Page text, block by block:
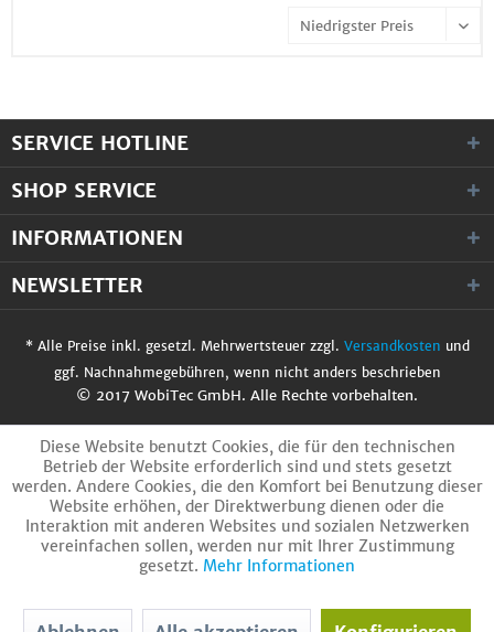
SERVICE HOTLINE
SHOP SERVICE
INFORMATIONEN
NEWSLETTER
* Alle Preise inkl. gesetzl. Mehrwertsteuer zzgl. Versandkosten und
ggf. Nachnahmegebühren, wenn nicht anders beschrieben
© 2017 WobiTec GmbH. Alle Rechte vorbehalten.
Diese Website benutzt Cookies, die für den technischen
Betrieb der Website erforderlich sind und stets gesetzt
werden. Andere Cookies, die den Komfort bei Benutzung dieser
Website erhöhen, der Direktwerbung dienen oder die
Interaktion mit anderen Websites und sozialen Netzwerken
vereinfachen sollen, werden nur mit Ihrer Zustimmung
gesetzt. Mehr Informationen